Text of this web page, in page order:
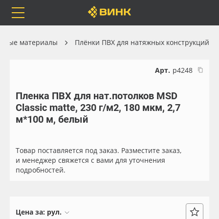
Каталог
Orafol
Бренды
Доставка
Весь каталог
Рулонные материалы
Самоклеящиеся плёнки
Листовые материалы
материалы Плёнки ПВХ для натяжных конструкций
Арт. р4248
Пленка ПВХ для нат.потолков MSD
Classic matte, 230 г/м2, 180 мкм, 2,7
м*100 м, белый
Товар поставляется под заказ. Разместите заказ,
и менеджер свяжется с вами для уточнения
подробностей.
Цена за: рул.